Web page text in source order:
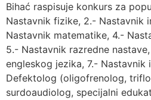
Bihać raspisuje konkurs za
Nastavnik fizike, 2.- Nastavnik
Nastavnik matematike, 4.-
5.- Nastavnik razredne
engleskog jezika, 7.- Nastavnik
Defektolog (oligofrenolog,
surdoaudiolog, specijalni